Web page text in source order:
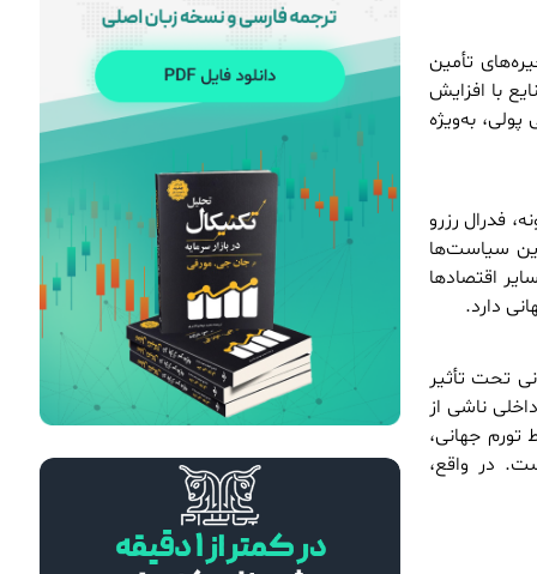
تأمین
با افزایش
به‌ویژه
فدرال رزرو
این سیاست‌ها
اقتصادها
دارد.
تحت تأثیر
ناشی از
تورم جهانی،
در واقع،
21 خرداد 1405 مریم آریافر
آیا جنگ ایران و آمریکا فرصت طلایی برای تریدرها است؟
مریم آریافر
تأثیر تنش‌های خاورمیانه بر قیمت نفت و جفت‌ ارزها
مریم آریافر
مریم آریافر